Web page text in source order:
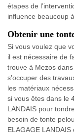
étapes de
influence beaucoup
Obtenir une
Si vous voulez que
il est nécessaire de
trouve à Mezos
s’occuper des
les matériaux
si vous êtes dans le
LANDAIS pour
besoin de tonte
ELAGAGE LANDAIS